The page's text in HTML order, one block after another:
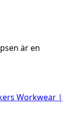
är en